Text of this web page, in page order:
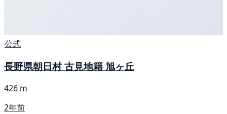
公式
長野県朝日村 古見地籍 旭ヶ丘
426 m
2年前